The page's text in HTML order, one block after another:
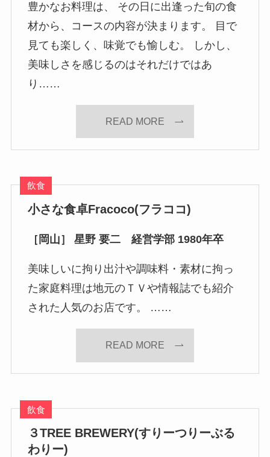
豊かなお料理は、 その日に出逢った旬の食
材から、コースの内容が決まります。 目で
見ても楽しく、味覚でも愉しむ。 しかし、
美味しさを感じるのはそれだけではあ
り……
READ MORE
飲食
小さな食卓Fracoco(フラココ)
［岡山］ 星野 要二 経営学部 1980年卒
美味しいに拘り出汁や調味料・素材に拘っ
た家庭料理は地元のＴＶや情報誌でも紹介
された人気のお店です。 ……
READ MORE
飲食
３TREE BREWERY(すりーつりーぶる
わりー)